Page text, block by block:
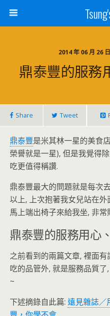
2014 年 06 月 26
鼎泰豐的服務
Share Tweet
鼎泰豐是米其林一星的美食
榮譽就是一星), 但是我覺得
吃更值得稱讚.
鼎泰豐最大的問題就是每次
以上, 上次抱著我女兒站在
馬上端出椅子來給我坐, 非常
鼎泰豐的服務用心
之前看到的兩篇文章, 裡面
吃的品管外, 就是服務品質
~
下述摘錄自此篇: 遠見雜誌